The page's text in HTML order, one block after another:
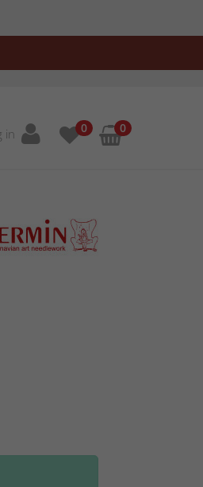
in 0 0